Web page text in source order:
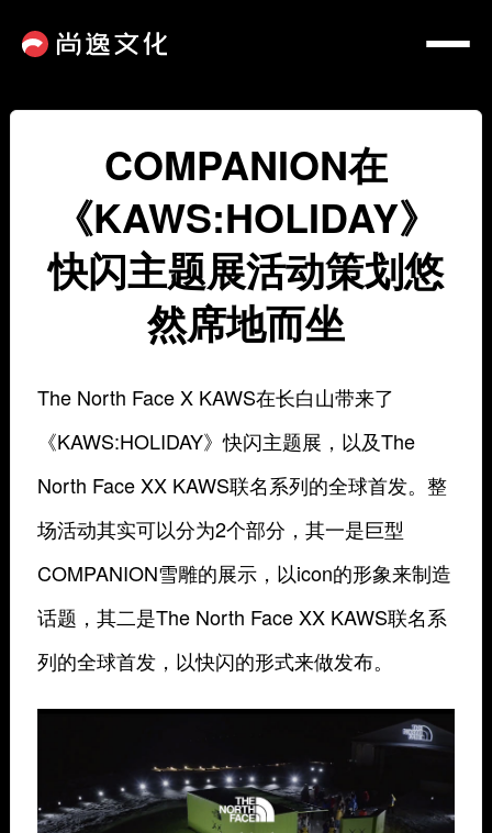
COMPANION在
《KAWS:HOLIDAY》
快闪主题展活动策划悠
然席地而坐
The North Face X KAWS在长白山带来了
《KAWS:HOLIDAY》快闪主题展，以及The
North Face XX KAWS联名系列的全球首发。整
场活动其实可以分为2个部分，其一是巨型
COMPANION雪雕的展示，以icon的形象来制造
话题，其二是The North Face XX KAWS联名系
列的全球首发，以快闪的形式来做发布。